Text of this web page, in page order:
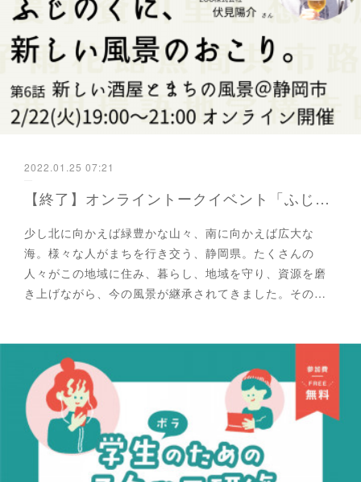
2022.01.25 07:21
【終了】オンライントークイベント「ふじのくに、新しい風景のおこり」新しい酒屋とまちの風景＠静岡市
少し北に向かえば緑豊かな山々、南に向かえば広大な
海。様々な人がまちを行き交う、静岡県。たくさんの
人々がこの地域に住み、暮らし、地域を守り、資源を磨
き上げながら、今の風景が継承されてきました。その…